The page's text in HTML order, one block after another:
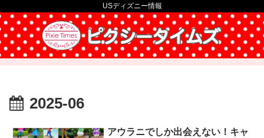
USディズニー情報
2025-06
アウラニでしか出会えない！キャ